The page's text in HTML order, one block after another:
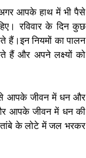
अगर आपके हाथ में भी पैसे
रविवार के दिन कुछ
हैं।इन नियमों का पालन
हैं और अपने लक्ष्यों को
से आपके जीवन में धन और
और आपके जीवन में धन की
तांबे के लोटे में जल भरकर